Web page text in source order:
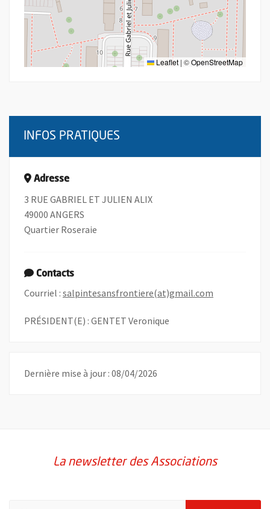
Leaflet | ©OpenStreetMap
INFOS PRATIQUES
Adresse
3 RUE GABRIEL ET JULIEN ALIX
49000 ANGERS
Quartier Roseraie
Contacts
Courriel : salpintesansfrontiere(at)gmail.com
PRÉSIDENT(E) : GENTET Veronique
Dernière mise à jour : 08/04/2026
La newsletter des Associations